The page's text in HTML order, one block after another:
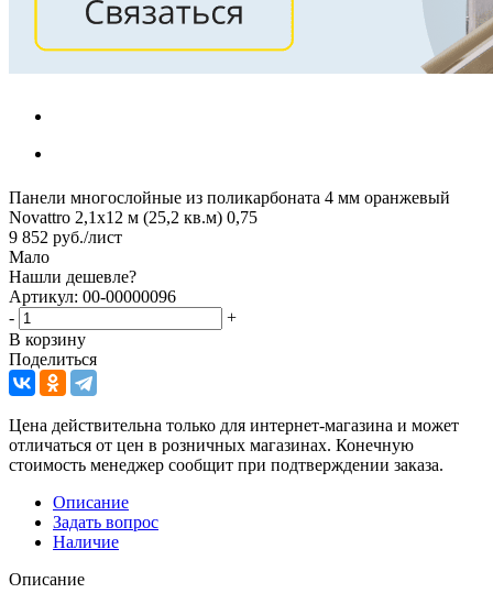
Панели многослойные из поликарбоната 4 мм оранжевый
Novattro 2,1х12 м (25,2 кв.м) 0,75
9 852 руб./лист
Мало
Нашли дешевле?
Артикул: 00-00000096
-
+
В корзину
Поделиться
Цена действительна только для интернет-магазина и может
отличаться от цен в розничных магазинах. Конечную
стоимость менеджер сообщит при подтверждении заказа.
Описание
Задать вопрос
Наличие
Описание